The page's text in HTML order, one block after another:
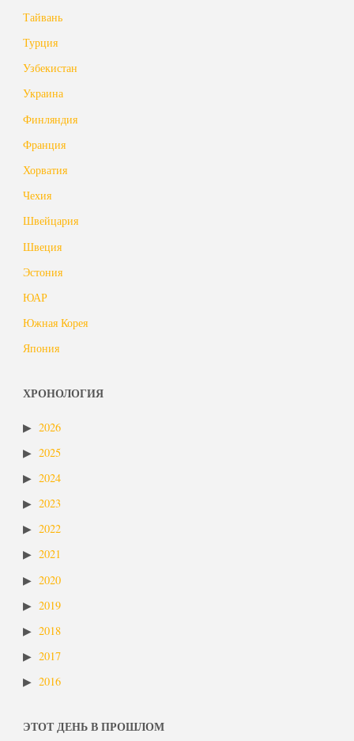
Тайвань
Турция
Узбекистан
Украина
Финляндия
Франция
Хорватия
Чехия
Швейцария
Швеция
Эстония
ЮАР
Южная Корея
Япония
ХРОНОЛОГИЯ
2026
2025
2024
2023
2022
2021
2020
2019
2018
2017
2016
ЭТОТ ДЕНЬ В ПРОШЛОМ